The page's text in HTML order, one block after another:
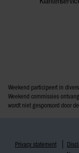
Weekend participeert in
Weekend commissies
wordt niet gesponsord door
Privacy statement